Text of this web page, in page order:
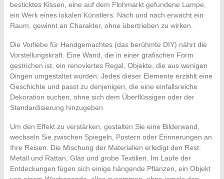
besticktes Kissen, eine auf dem Flohmarkt gefundene Lampe,
ein Werk eines lokalen Künstlers. Nach und nach erwacht ein
Raum, gewinnt an Charakter, ohne übertrieben zu wirken.
Die Vorliebe für Handgemachtes (das berühmte DIY) nährt die
Vorstellungskraft. Eine Wand, die in einer grafischen Form
gestrichen ist, ein renoviertes Regal, Objekte, die aus wenigen
Dingen umgestaltet wurden: Jedes dieser Elemente erzählt eine
Geschichte und passt zu denjenigen, die eine einfallsreiche
Dekoration suchen, ohne sich dem Überflüssigen oder der
Standardisierung hinzugeben.
Um den Effekt zu verstärken, gestalten Sie eine Bilderwand,
wechseln Sie zwischen Spiegeln, Postern oder Erinnerungen an
Ihre Reisen. Die Mischung der Materialien erledigt den Rest:
Metall und Rattan, Glas und grobe Textilien. Im Laufe der
Entdeckungen fügen sich einige hängende Pflanzen, ein Objekt